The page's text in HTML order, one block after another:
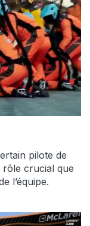
pilote de
rôle crucial que
l’équipe.